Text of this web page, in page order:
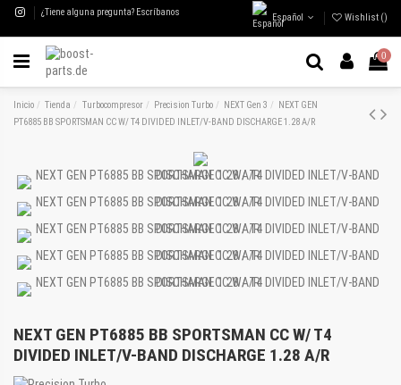
¿Tiene alguna pregunta? Escríbanos Español Wishlist ()
0
Inicio Tienda Turbocompresor Precision Turbo NEXT Gen 3
NEXT GEN
PT6885 BB SPORTSMAN CC W/ T4 DIVIDED INLET/V-BAND DISCHARGE 1.28 A/R
NEXT GEN PT6885 BB SPORTSMAN CC W/ T4
DIVIDED INLET/V-BAND DISCHARGE 1.28 A/R